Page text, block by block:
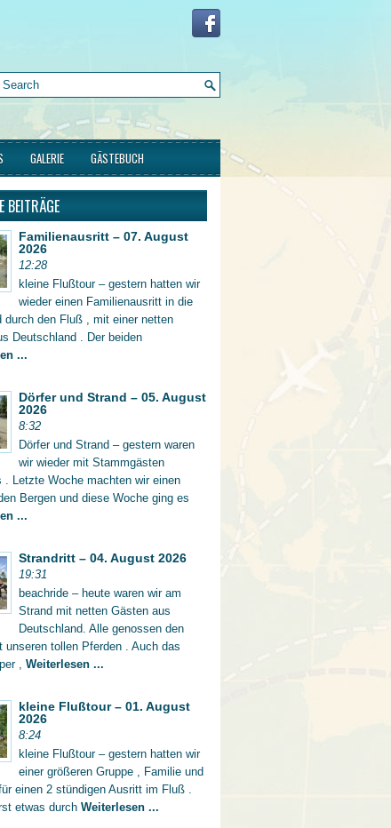
GALERIE GÄSTEBUCH
BEITRÄGE
Familienausritt – 07. August
2026
12:28
kleine Flußtour – gestern hatten wir
wieder einen Familienausritt in die
durch den Fluß , mit einer netten
Deutschland . Der beiden
...
Dörfer und Strand – 05. August
2026
8:32
Dörfer und Strand – gestern waren
wir wieder mit Stammgästen
. Letzte Woche machten wir einen
Bergen und diese Woche ging es
...
Strandritt – 04. August 2026
19:31
beachride – heute waren wir am
Strand mit netten Gästen aus
Deutschland. Alle genossen den
unseren tollen Pferden . Auch das
, Weiterlesen ...
kleine Flußtour – 01. August
2026
8:24
kleine Flußtour – gestern hatten wir
einer größeren Gruppe , Familie und
einen 2 stündigen Ausritt im Fluß .
etwas durch Weiterlesen ...